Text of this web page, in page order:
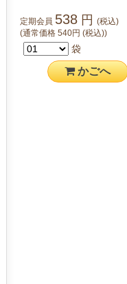
定期会員 538 円(税込)
(通常価格540円(税込))
袋
かごへ